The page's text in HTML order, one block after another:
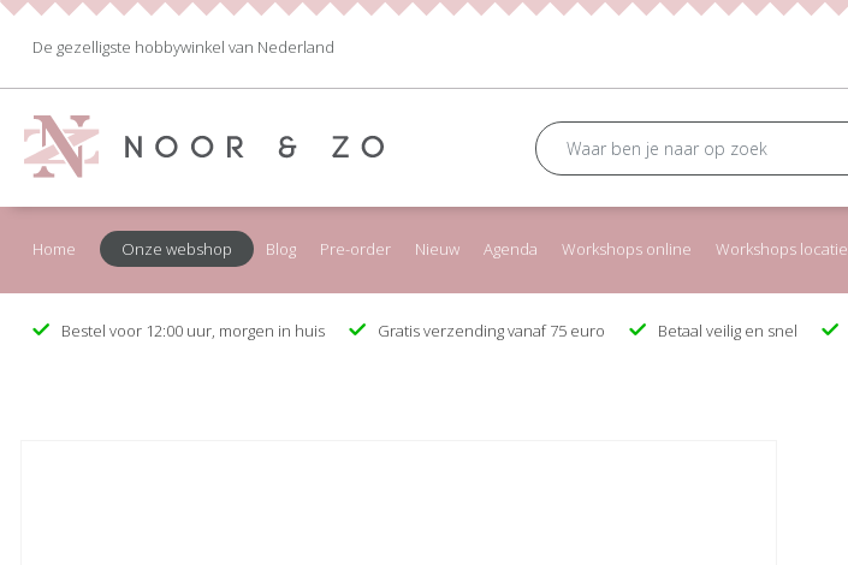
De gezelligste hobbywinkel van Nederland
Home Onze webshop Blog Pre-order Nieuw Agenda Workshops online Workshops locatie
Bestel voor 12:00 uur, morgen in huis Gratis verzending vanaf 75 euro Betaal veilig en snel